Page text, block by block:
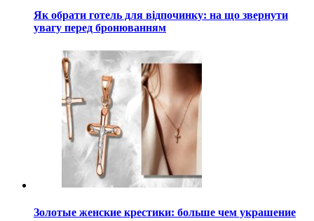
Як обрати готель для відпочинку: на що звернути
увагу перед бронюванням
Золотые женские крестики: больше чем украшение